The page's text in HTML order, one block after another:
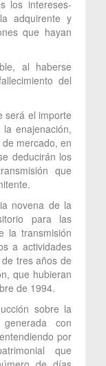
los intereses-
adquirente y
que hayan
al haberse
del
será el importe
enajenación,
mercado, en
deducirán los
que
novena de la
para las
la transmisión
a actividades
tres años de
que hubieran
de 1994.
sobre la
con
por
que